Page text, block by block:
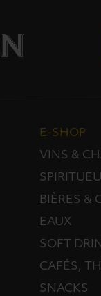
E-SHOP
VINS &
BIÈRES &
EAUX
SOFT
CAFÉS,
SNACKS